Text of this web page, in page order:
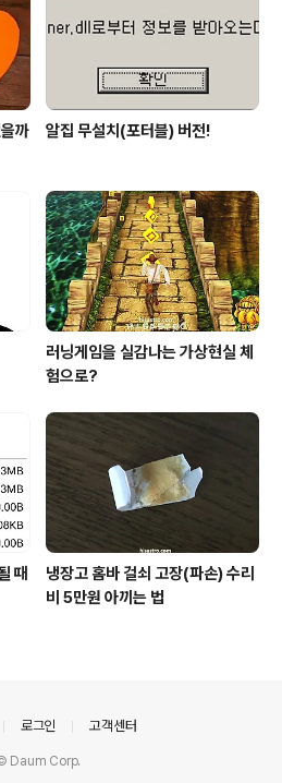
까
알집 무설치(포터블) 버전!
러닝게임을 실감나는 가상현실 체
험으로?
때
냉장고 홈바 걸쇠 고장(파손) 수리
비 5만원 아끼는 법
로그인 고객센터
Daum Corp.